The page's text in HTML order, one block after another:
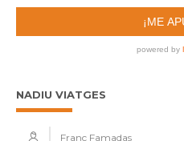
NADIU VIATGES
Franc Famadas